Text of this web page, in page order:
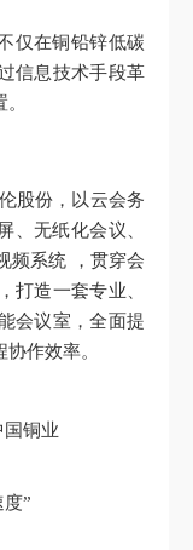
仅在铜铅锌低碳
信息技术手段革
股份，以云会务
、无纸化会议、
频系统 ，贯穿会
打造一套专业、
会议室，全面提
作效率。
铜业
”